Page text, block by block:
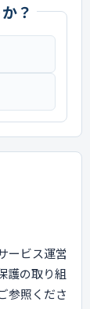
？
ービス運営
護の取り組
参照くださ